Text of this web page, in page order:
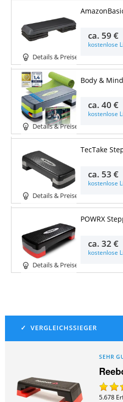
Details & Preise
ca. 59 €
kostenlose
Details & Preise
Body &
ca.40 €
kostenlose
Details & Preise
TecTake
ca. 53 €
kostenlose
Details & Preise
POWRX
ca.32 €
kostenlose
SEHR
5.678